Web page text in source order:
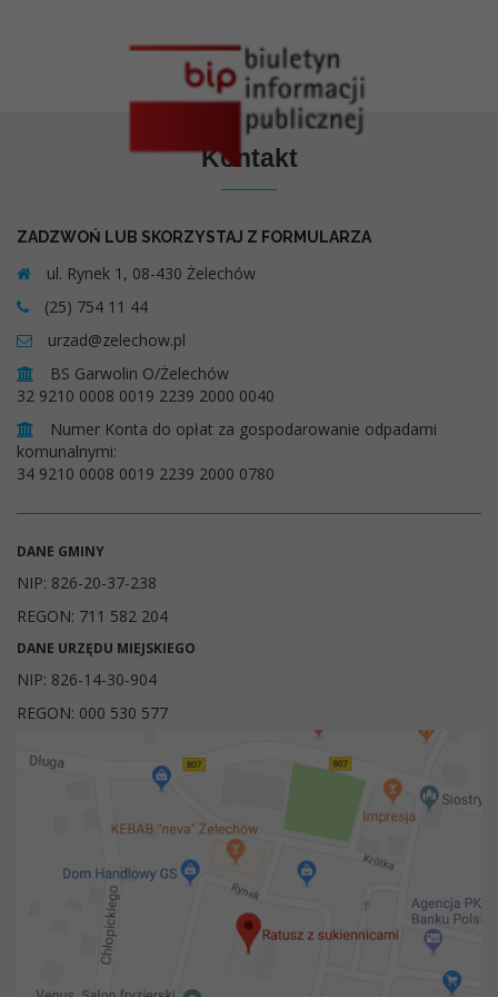
Kontakt
ZADZWOŃ LUB SKORZYSTAJ Z FORMULARZA
ul. Rynek 1, 08-430 Żelechów
(25) 754 11 44
urzad@zelechow.pl
BS Garwolin O/Żelechów
32 9210 0008 0019 2239 2000 0040
Numer Konta do opłat za gospodarowanie odpadami
komunalnymi:
34 9210 0008 0019 2239 2000 0780
DANE GMINY
NIP: 826-20-37-238
REGON: 711 582 204
DANE URZĘDU MIEJSKIEGO
NIP: 826-14-30-904
REGON: 000 530 577